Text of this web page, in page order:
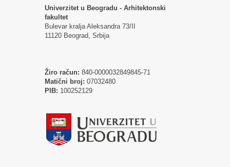
Univerzitet u Beogradu - Arhitektonski
fakultet
Bulevar kralja Aleksandra 73/II
11120 Beograd, Srbija
Žiro račun: 840-0000032849845-71
Matični broj: 07032480
PIB: 100252129